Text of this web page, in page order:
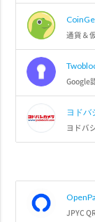
通貨＆
Google
ヨドバ
ヨドバ
JPYC